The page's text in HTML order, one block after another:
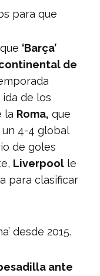
para que
14, 2020
‘Barça’
de
de los
la Roma, que
4-4 global
de goles
Liverpool le
para clasificar
desde 2015.
ante